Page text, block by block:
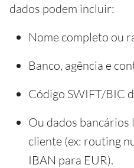
dados podem incluir:
Nome completo ou
Banco, agência e
Código SWIFT/BIC
Ou dados bancários
cliente (ex: routing
IBAN para EUR).